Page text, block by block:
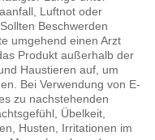
Luftnot oder
Beschwerden
umgehend einen Arzt
Produkt außerhalb der
Haustieren auf, um
Bei Verwendung von E-
zu nachstehenden
Übelkeit,
Husten, Irritationen im